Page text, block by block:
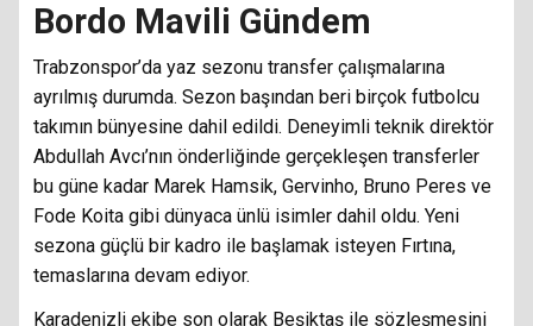
Bordo Mavili Gündem
Trabzonspor’da yaz sezonu transfer çalışmalarına
ayrılmış durumda. Sezon başından beri birçok futbolcu
takımın bünyesine dahil edildi. Deneyimli teknik direktör
Abdullah Avcı’nın önderliğinde gerçekleşen transferler
bu güne kadar Marek Hamsik, Gervinho, Bruno Peres ve
Fode Koita gibi dünyaca ünlü isimler dahil oldu. Yeni
sezona güçlü bir kadro ile başlamak isteyen Fırtına,
temaslarına devam ediyor.
Karadenizli ekibe son olarak Beşiktaş ile sözleşmesini